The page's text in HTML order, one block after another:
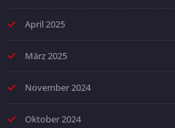
April 2025
März 2025
November 2024
Oktober 2024